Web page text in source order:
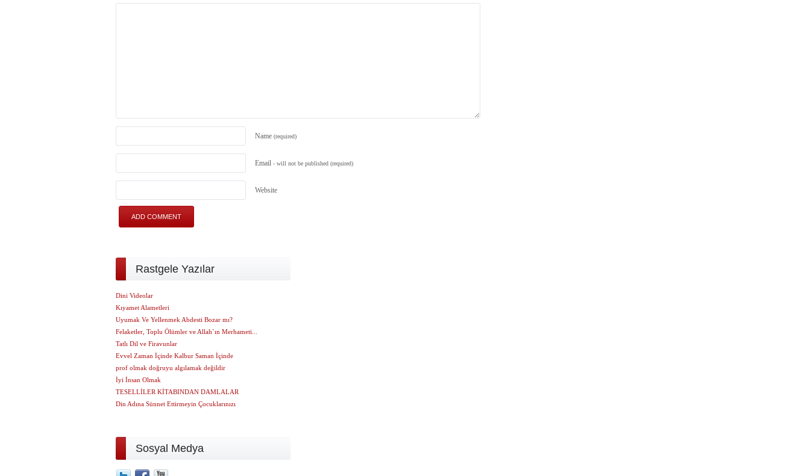
Name (required)
Email - will not be published (required)
Website
Rastgele Yazılar
Dini Videolar
Kıyamet Alametleri
Uyumak Ve Yellenmek Abdesti Bozar mı?
Felaketler, Toplu Ölümler ve Allah`ın Merhameti...
Tatlı Dil ve Firavunlar
Evvel Zaman İçinde Kalbur Saman İçinde
prof olmak doğruyu algılamak değildir
İyi İnsan Olmak
TESELLİLER KİTABINDAN DAMLALAR
Din Adına Sünnet Ettirmeyin Çocuklarınızı
Sosyal Medya